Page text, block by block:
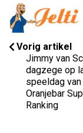
Vorig artikel
Jimmy van
dagzege op
speeldag
Oranjebar
Ranking